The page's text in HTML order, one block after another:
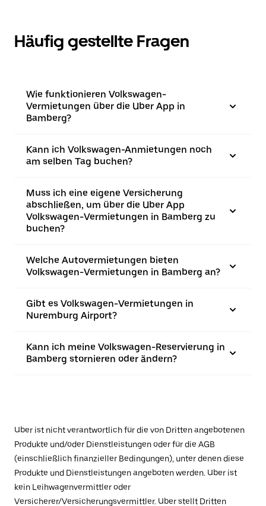
Häufig gestellte Fragen
Wie funktionieren Volkswagen-
Vermietungen über die Uber App in
Bamberg?
Kann ich Volkswagen-Anmietungen noch
am selben Tag buchen?
Muss ich eine eigene Versicherung
abschließen, um über die Uber App
Volkswagen-Vermietungen in Bamberg zu
buchen?
Welche Autovermietungen bieten
Volkswagen-Vermietungen in Bamberg an?
Gibt es Volkswagen-Vermietungen in
Nuremburg Airport?
Kann ich meine Volkswagen-Reservierung in
Bamberg stornieren oder ändern?
Uber ist nicht verantwortlich für die von Dritten angebotenen
Produkte und/oder Dienstleistungen oder für die AGB
(einschließlich finanzieller Bedingungen), unter denen diese
Produkte und Dienstleistungen angeboten werden. Uber ist
kein Leihwagenvermittler oder
Versicherer/Versicherungsvermittler. Uber stellt Dritten